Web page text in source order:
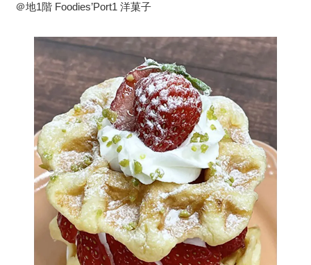
＠地1階 Foodies’Port1 洋菓子